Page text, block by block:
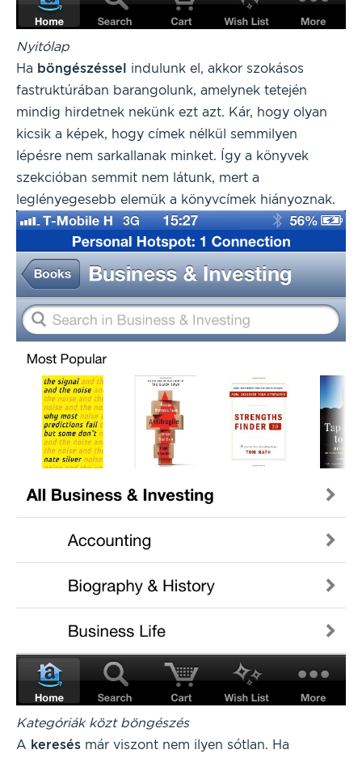
Nyitólap
Ha böngészéssel
indulunk el, akkor szokásos
fastruktúrában barangolunk, amelynek tetején
mindig hirdetnek nekünk ezt azt. Kár, hogy olyan
kicsik a képek, hogy címek nélkül semmilyen
lépésre nem sarkallanak minket. Így a könyvek
szekcióban semmit nem látunk, mert a
leglényegesebb elemük a könyvcímek hiányoznak.
Kategóriák közt böngészés
A keresés már viszont nem ilyen sótlan. Ha